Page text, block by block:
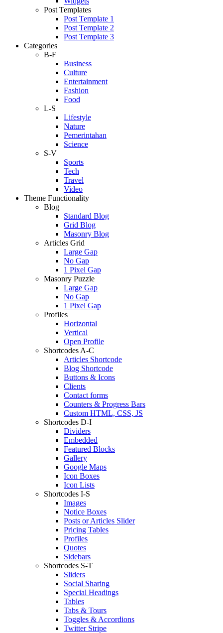
Post Templates
Post Template 1
Post Template 2
Post Template 3
Categories
B-F
Business
Culture
Entertainment
Fashion
Food
L-S
Lifestyle
Nature
Pemerintahan
Science
S-V
Sports
Tech
Travel
Video
Theme Functionality
Blog
Standard Blog
Grid Blog
Masonry Blog
Articles Grid
Large Gap
No Gap
1 Pixel Gap
Masonry Puzzle
Large Gap
No Gap
1 Pixel Gap
Profiles
Horizontal
Vertical
Open Profile
Shortcodes A-C
Articles Shortcode
Blog Shortcode
Buttons & Icons
Clients
Contact forms
Counters & Progress Bars
Custom HTML, CSS, JS
Shortcodes D-I
Dividers
Embedded
Featured Blocks
Gallery
Google Maps
Icon Boxes
Icon Lists
Shortcodes I-S
Images
Notice Boxes
Posts or Articles Slider
Pricing Tables
Profiles
Quotes
Sidebars
Shortcodes S-T
Sliders
Social Sharing
Special Headings
Tables
Tabs & Tours
Toggles & Accordions
Twitter Stripe